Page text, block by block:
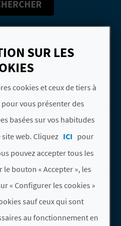
PDF
2 3
NOVES
NOVES
de Guadalest
rurales
pageCastell de
DE
de Guadalest
SUR LES
cookies et ceux de tiers à
vous présenter des
basées sur vos habitudes
web. Cliquez ICI pour
pouvez accepter tous les
bouton « Accepter », les
« Configurer les cookies »
sauf ceux qui sont
au fonctionnement en